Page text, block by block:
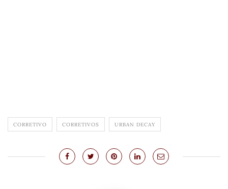
CORRETIVO CORRETIVOS URBAN DECAY